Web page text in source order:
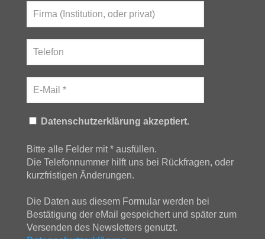
Datenschutzerklärung akzeptiert.
Bitte alle Felder mit * ausfüllen.
Die Telefonnummer hilft uns bei Rückfragen, oder
kurzfristigen Änderungen.
Die Daten aus diesem Formular werden bei
Bestätigung der eMail gespeichert und später zum
Versenden des Newsletters genutzt.